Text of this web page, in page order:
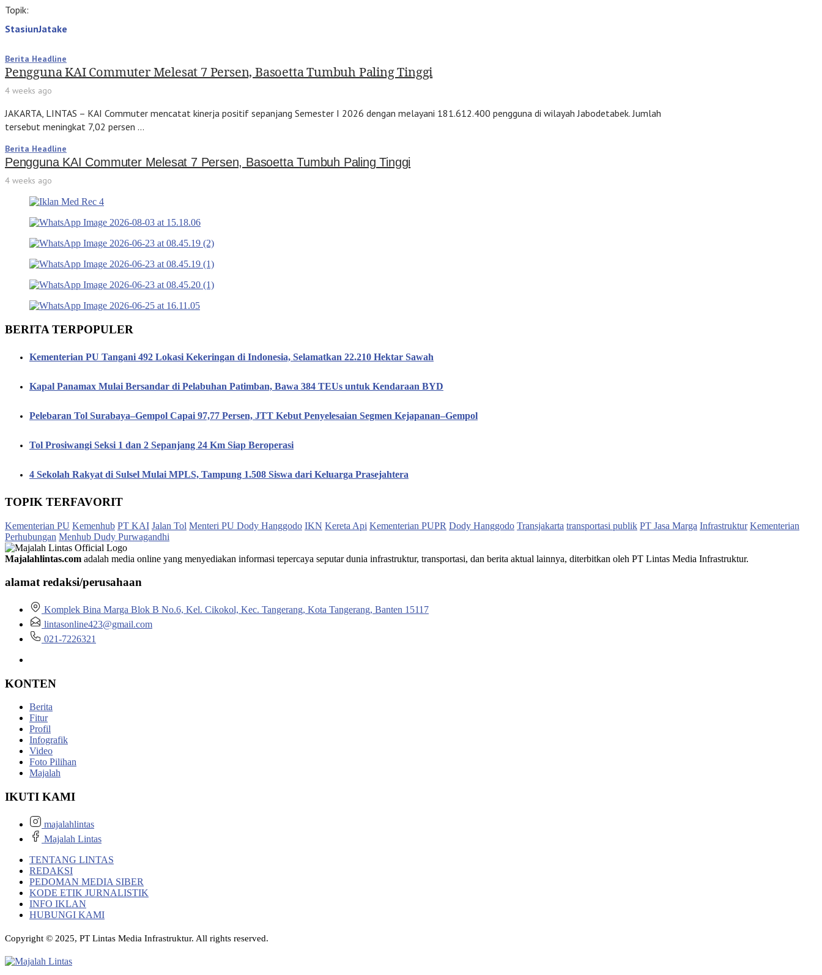
Topik:
StasiunJatake
Berita Headline
Pengguna KAI Commuter Melesat 7 Persen, Basoetta Tumbuh Paling Tinggi
4 weeks ago
JAKARTA, LINTAS – KAI Commuter mencatat kinerja positif sepanjang Semester I 2026 dengan melayani 181.612.400 pengguna di wilayah Jabodetabek. Jumlah
tersebut meningkat 7,02 persen …
Berita Headline
Pengguna KAI Commuter Melesat 7 Persen, Basoetta Tumbuh Paling Tinggi
4 weeks ago
BERITA TERPOPULER
Kementerian PU Tangani 492 Lokasi Kekeringan di Indonesia, Selamatkan 22.210 Hektar Sawah
Kapal Panamax Mulai Bersandar di Pelabuhan Patimban, Bawa 384 TEUs untuk Kendaraan BYD
Pelebaran Tol Surabaya–Gempol Capai 97,77 Persen, JTT Kebut Penyelesaian Segmen Kejapanan–Gempol
Tol Prosiwangi Seksi 1 dan 2 Sepanjang 24 Km Siap Beroperasi
4 Sekolah Rakyat di Sulsel Mulai MPLS, Tampung 1.508 Siswa dari Keluarga Prasejahtera
TOPIK TERFAVORIT
Kementerian PU Kemenhub PT KAI Jalan Tol Menteri PU Dody Hanggodo IKN Kereta Api Kementerian PUPR Dody Hanggodo Transjakarta transportasi publik PT Jasa Marga Infrastruktur Kementerian
Perhubungan Menhub Dudy Purwagandhi
Majalahlintas.com adalah media online yang menyediakan informasi tepercaya seputar dunia infrastruktur, transportasi, dan berita aktual lainnya, diterbitkan oleh PT Lintas Media Infrastruktur.
alamat redaksi/perusahaan
Komplek Bina Marga Blok B No.6, Kel. Cikokol, Kec. Tangerang, Kota Tangerang, Banten 15117
lintasonline423@gmail.com
021-7226321
KONTEN
Berita
Fitur
Profil
Infografik
Video
Foto Pilihan
Majalah
IKUTI KAMI
majalahlintas
Majalah Lintas
TENTANG LINTAS
REDAKSI
PEDOMAN MEDIA SIBER
KODE ETIK JURNALISTIK
INFO IKLAN
HUBUNGI KAMI
Copyright © 2025, PT Lintas Media Infrastruktur. All rights reserved.